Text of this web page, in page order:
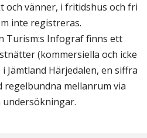
och vänner, i fritidshus och fri
inte registreras.
Turism:s Infograf finns ett
(kommersiella och icke
Jämtland Härjedalen, en siffra
mellanrum via